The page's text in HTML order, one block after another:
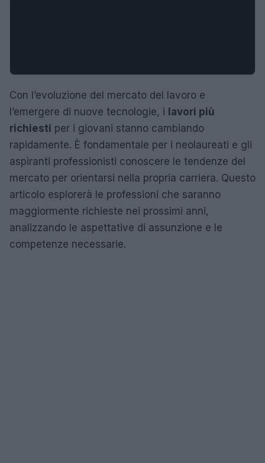
Con l’evoluzione del mercato del lavoro e
l’emergere di nuove tecnologie, i lavori più
richiesti per i giovani stanno cambiando
rapidamente. È fondamentale per i neolaureati e gli
aspiranti professionisti conoscere le tendenze del
mercato per orientarsi nella propria carriera. Questo
articolo esplorerà le professioni che saranno
maggiormente richieste nei prossimi anni,
analizzando le aspettative di assunzione e le
competenze necessarie.